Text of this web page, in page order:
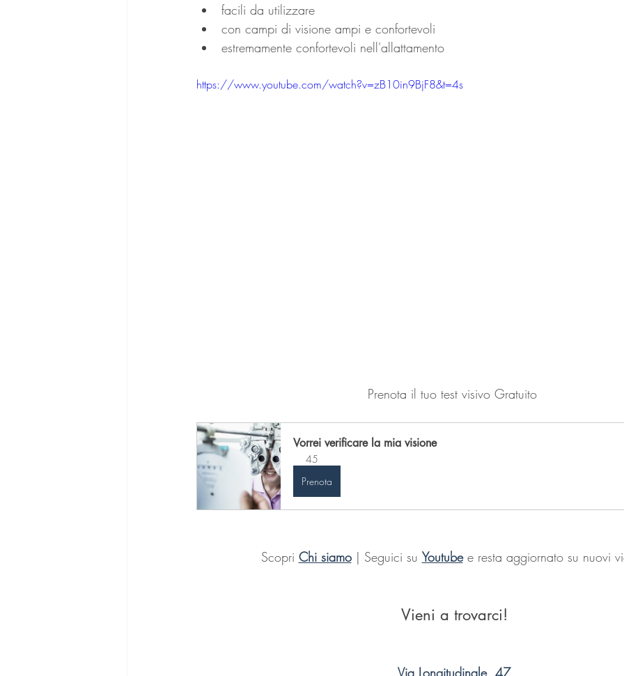
facili da utilizzare
con campi di visione ampi e confortevoli
estremamente confortevoli nell'allattamento
https://www.youtube.com/watch?v=zB10in9BjF8&t=4s
Prenota il tuo test visivo Gratuito
Vorrei verificare la mia visione
45
Prenota
Scopri Chi siamo | Seguici su Youtube e resta aggiornato su nuovi
Vieni a trovarci!